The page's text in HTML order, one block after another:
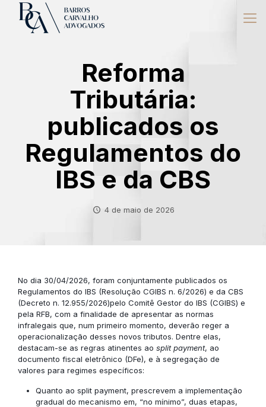
Reforma
Tributária:
publicados os
Regulamentos do
IBS e da CBS
4 de maio de 2026
No dia 30/04/2026, foram conjuntamente publicados os
Regulamentos do IBS (Resolução CGIBS n. 6/2026) e da CBS
(Decreto n. 12.955/2026)pelo Comitê Gestor do IBS (CGIBS) e
pela RFB, com a finalidade de apresentar as normas
infralegais que, num primeiro momento, deverão reger a
operacionalização desses novos tributos. Dentre elas,
destacam-se as regras atinentes ao split payment, ao
documento fiscal eletrônico (DFe), e à segregação de
valores para regimes específicos:
Quanto ao split payment, prescrevem a implementação
gradual do mecanismo em, “no mínimo”, duas etapas,